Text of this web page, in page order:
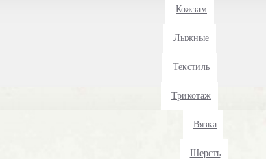
Кожзам
Лыжные
Текстиль
Трикотаж
Вязка
Шерсть